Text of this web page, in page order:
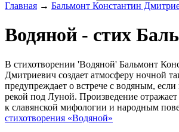
Главная → Бальмонт Константин
Водяной - стих
В стихотворении 'Водяной' Бальмонт
Дмитриевич создает атмосферу ночной
предупреждает о встрече с водяным,
рекой под Луной. Произведение отражает
к славянской мифологии и народным
стихотворения «Водяной»